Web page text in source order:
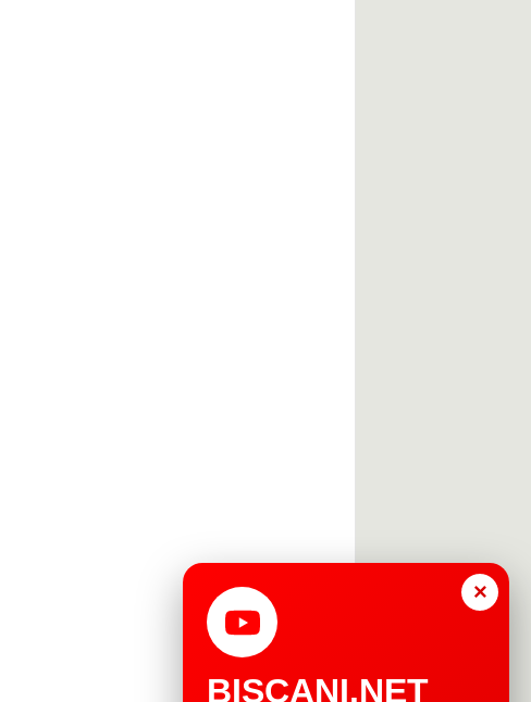
×
BISCANI.NET